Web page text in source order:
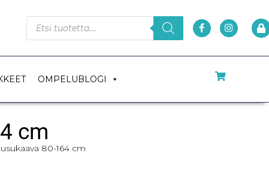
OMPELUBLOGI
cm
80-164 cm